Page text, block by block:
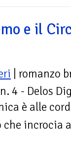
e il
| romanzo
n. 4 - Delos
è alle
incrocia